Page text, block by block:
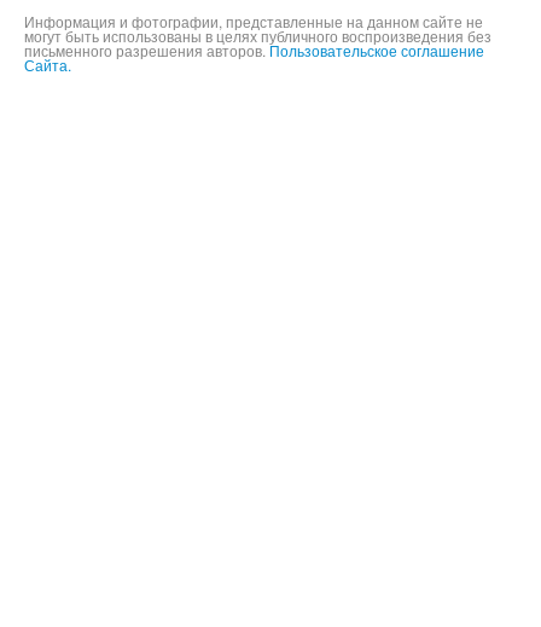
Информация и фотографии, представленные на данном сайте не
могут быть использованы в целях публичного воспроизведения без
письменного разрешения авторов. Пользовательское соглашение
Сайта.